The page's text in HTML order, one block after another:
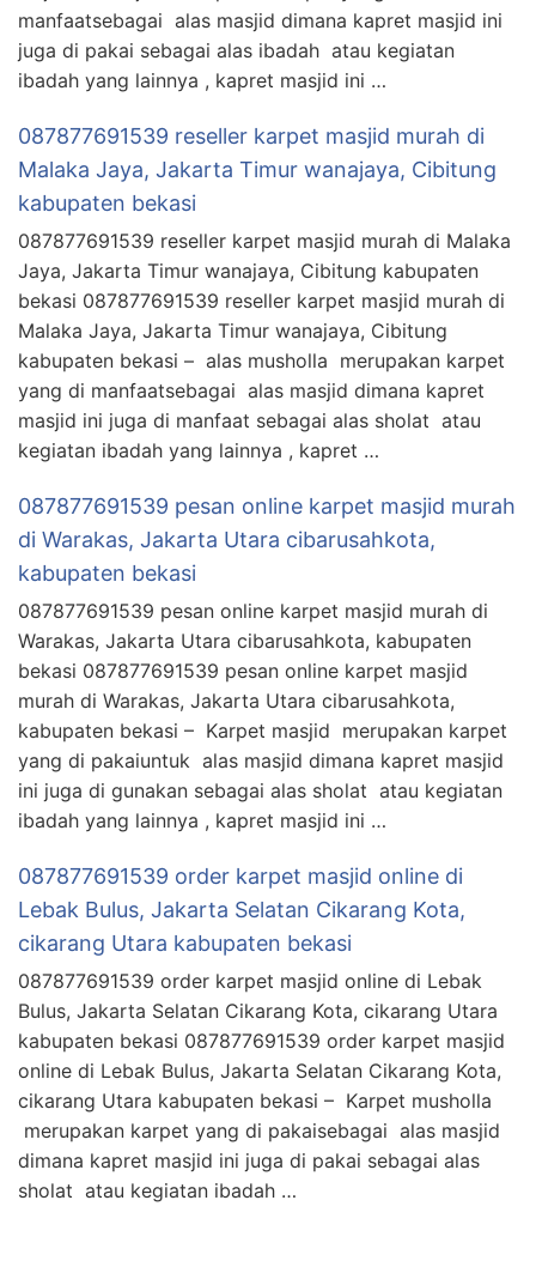
manfaatsebagai alas masjid dimana kapret masjid ini
juga di pakai sebagai alas ibadah atau kegiatan
ibadah yang lainnya , kapret masjid ini …
087877691539 reseller karpet masjid murah di
Malaka Jaya, Jakarta Timur wanajaya, Cibitung
kabupaten bekasi
087877691539 reseller karpet masjid murah di Malaka
Jaya, Jakarta Timur wanajaya, Cibitung kabupaten
bekasi 087877691539 reseller karpet masjid murah di
Malaka Jaya, Jakarta Timur wanajaya, Cibitung
kabupaten bekasi – alas musholla merupakan karpet
yang di manfaatsebagai alas masjid dimana kapret
masjid ini juga di manfaat sebagai alas sholat atau
kegiatan ibadah yang lainnya , kapret …
087877691539 pesan online karpet masjid murah
di Warakas, Jakarta Utara cibarusahkota,
kabupaten bekasi
087877691539 pesan online karpet masjid murah di
Warakas, Jakarta Utara cibarusahkota, kabupaten
bekasi 087877691539 pesan online karpet masjid
murah di Warakas, Jakarta Utara cibarusahkota,
kabupaten bekasi – Karpet masjid merupakan karpet
yang di pakaiuntuk alas masjid dimana kapret masjid
ini juga di gunakan sebagai alas sholat atau kegiatan
ibadah yang lainnya , kapret masjid ini …
087877691539 order karpet masjid online di
Lebak Bulus, Jakarta Selatan Cikarang Kota,
cikarang Utara kabupaten bekasi
087877691539 order karpet masjid online di Lebak
Bulus, Jakarta Selatan Cikarang Kota, cikarang Utara
kabupaten bekasi 087877691539 order karpet masjid
online di Lebak Bulus, Jakarta Selatan Cikarang Kota,
cikarang Utara kabupaten bekasi – Karpet musholla
merupakan karpet yang di pakaisebagai alas masjid
dimana kapret masjid ini juga di pakai sebagai alas
sholat atau kegiatan ibadah …